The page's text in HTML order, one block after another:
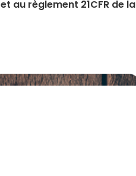
et au règlement 21CFR de la